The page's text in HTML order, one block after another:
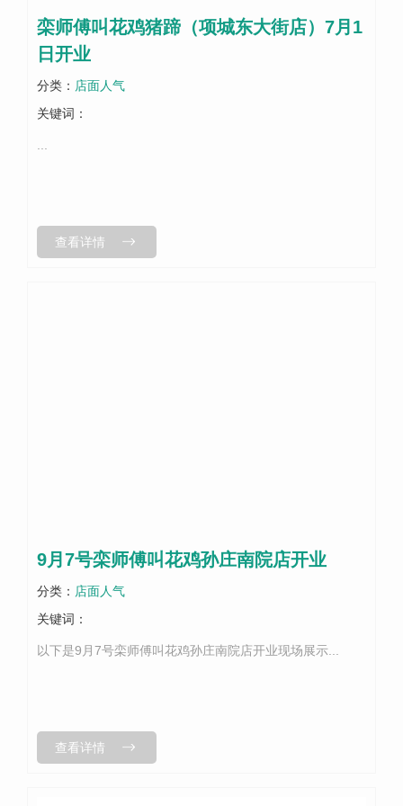
栾师傅叫花鸡猪蹄（项城东大街店）7月1
日开业
分类： 店面人气
关键词：
查看详情
9月7号栾师傅叫花鸡孙庄南院店开业
分类： 店面人气
关键词：
以下是9月7号栾师傅叫花鸡孙庄南院店开业现场展示...
查看详情